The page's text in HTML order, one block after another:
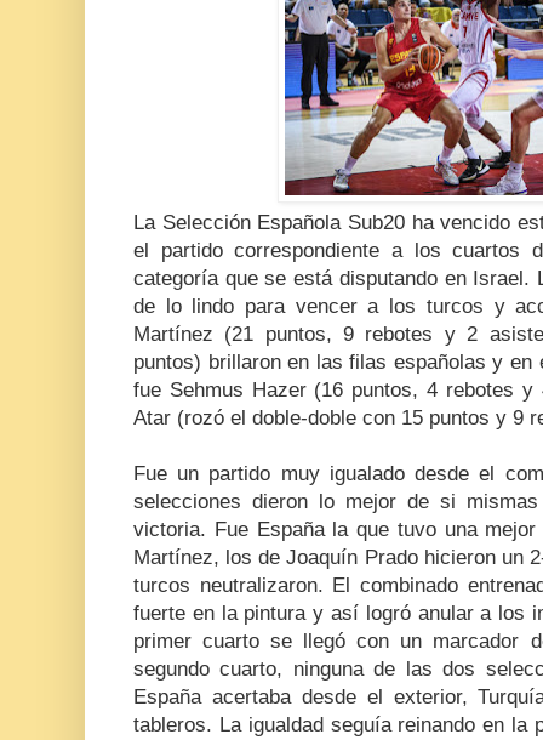
La Selección Española Sub20 ha vencido
el partido correspondiente a los cuartos
categoría que se está disputando en Israel.
de lo lindo para vencer a los turcos y
Martínez (21 puntos, 9 rebotes y 2
puntos) brillaron en las filas españolas y en
fue Sehmus Hazer (16 puntos, 4 rebotes
Atar (rozó el doble-doble con 15 puntos y 9
Fue un partido muy igualado desde el
selecciones dieron lo mejor de si
victoria. Fue España la que tuvo una
Martínez, los de Joaquín Prado hicieron un
turcos neutralizaron. El combinado
fuerte en la pintura y así logró anular a los
primer cuarto se llegó con un marcador
segundo cuarto, ninguna de las dos
España acertaba desde el exterior,
tableros. La igualdad seguía reinando en la